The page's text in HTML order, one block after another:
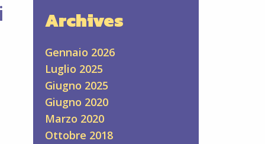
Archives
Gennaio 2026
Luglio 2025
Giugno 2025
Giugno 2020
Marzo 2020
Ottobre 2018